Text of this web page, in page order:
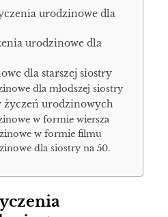
urodzinowe dla
urodzinowe dla
dla starszej siostry
dla młodszej siostry
urodzinowych
w formie wiersza
w formie filmu
dla siostry na 50.